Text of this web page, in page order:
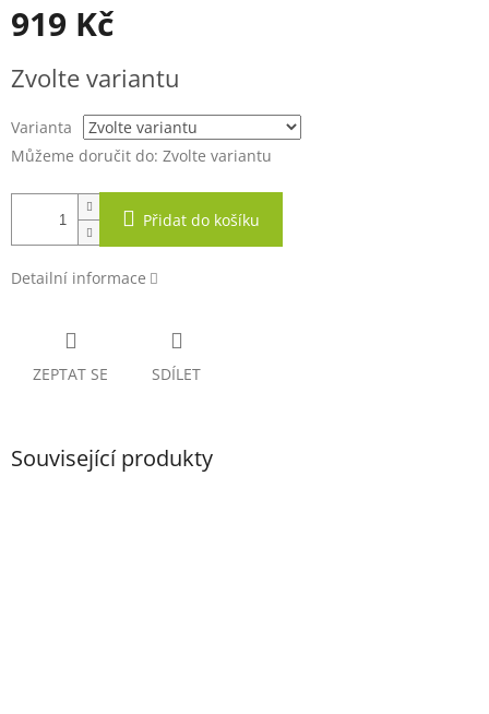
919 Kč
cena:
Zvolte variantu
Varianta
Můžeme doručit do: Zvolte variantu
Přidat do košíku
Detailní informace
ZEPTAT SE SDÍLET
Související produkty